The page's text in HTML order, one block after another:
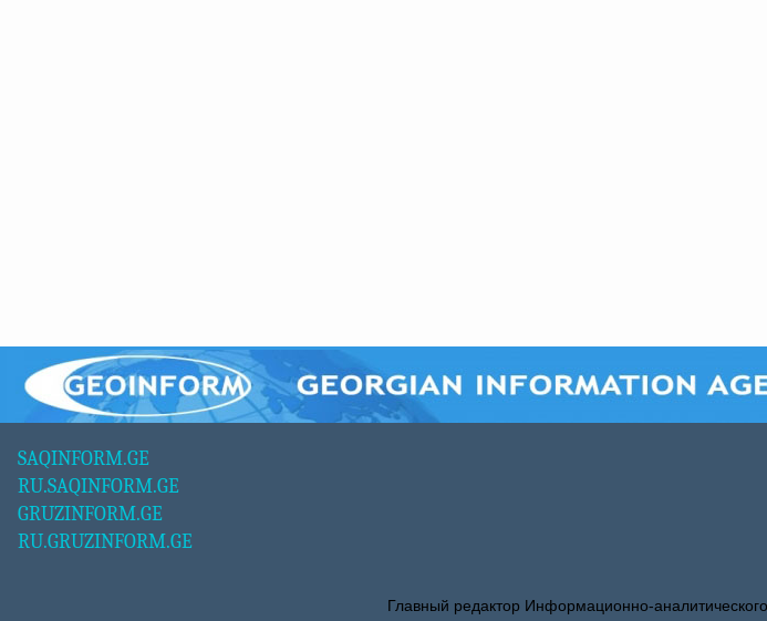
SAQINFORM.GE
RU.SAQINFORM.GE
GRUZINFORM.GE
RU.GRUZINFORM.GE
Главный редактор Информационно-